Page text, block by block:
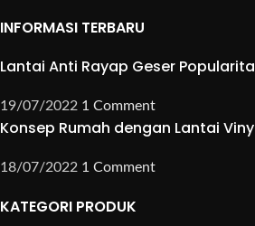
INFORMASI TERBARU
Lantai Anti Rayap Geser
19/07/2022 1 Comment
Konsep Rumah dengan Lantai
18/07/2022 1 Comment
KATEGORI PRODUK